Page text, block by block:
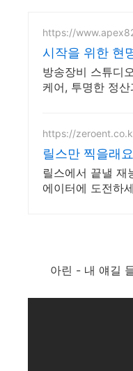
https://
시작을 위한 현
크리에이터, BJ
방송장비 스튜디
케어, 투명한 정산
https://
릴스만 찍을래
릴스에서 끝낼 재
에이터에 도전하
아린 - 내 얘길